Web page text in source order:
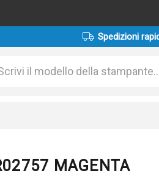
Spedizioni
MAGENTA